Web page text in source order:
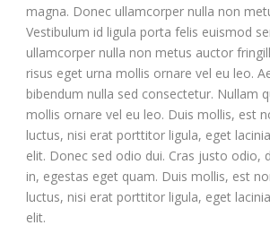
magna. Donec ullamcorper nulla non
Vestibulum id ligula porta felis euismod
ullamcorper nulla non metus auctor
risus eget urna mollis ornare vel eu leo.
bibendum nulla sed consectetur. Nullam
mollis ornare vel eu leo. Duis mollis, est
luctus, nisi erat porttitor ligula, eget
elit. Donec sed odio dui. Cras justo odio,
in, egestas eget quam. Duis mollis, est
luctus, nisi erat porttitor ligula, eget
elit.